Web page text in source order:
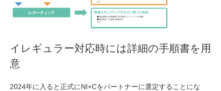
イレギュラー対応時には詳細の手順書を用
意
2024年に入ると正式にNI+Cをパートナーに選定することにな